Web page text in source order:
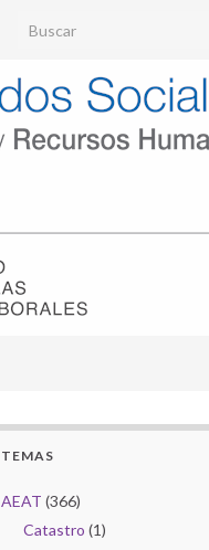
Search for:
TEMAS
AEAT (366)
Catastro (1)